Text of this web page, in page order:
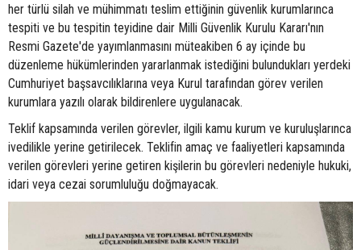
her türlü silah ve mühimmatı teslim ettiğinin güvenlik kurumlarınca
tespiti ve bu tespitin teyidine dair Milli Güvenlik Kurulu Kararı'nın
Resmi Gazete'de yayımlanmasını müteakiben 6 ay içinde bu
düzenleme hükümlerinden yararlanmak istediğini bulundukları yerdeki
Cumhuriyet başsavcılıklarına veya Kurul tarafından görev verilen
kurumlara yazılı olarak bildirenlere uygulanacak.
Teklif kapsamında verilen görevler, ilgili kamu kurum ve kuruluşlarınca
ivedilikle yerine getirilecek. Teklifin amaç ve faaliyetleri kapsamında
verilen görevleri yerine getiren kişilerin bu görevleri nedeniyle hukuki,
idari veya cezai sorumluluğu doğmayacak.